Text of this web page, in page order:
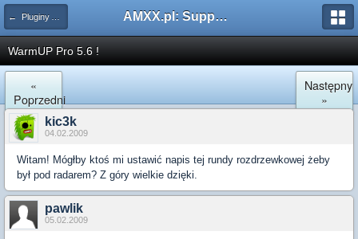
← Pluginy AMXX AMXX.pl: Support AMX Mod X i SourceMod
WarmUP Pro 5.6 !
«
Poprzedni
Następny
»
kic3k
04.02.2009
Witam! Mógłby ktoś mi ustawić napis tej rundy rozdrzewkowej żeby
był pod radarem? Z góry wielkie dzięki.
pawlik
05.02.2009